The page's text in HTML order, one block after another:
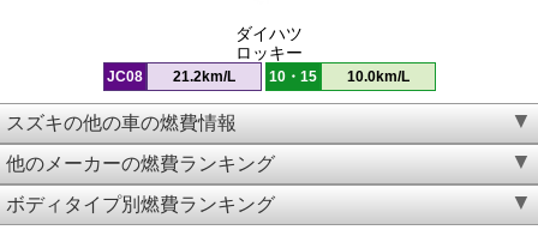
ダイハツ
ロッキー
JC08 21.2km/L 10・15 10.0km/L
スズキの他の車の燃費情報
他のメーカーの燃費ランキング
ボディタイプ別燃費ランキング